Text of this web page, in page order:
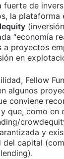
fuerte de
la plataforma
“economía
proyectos
en
Fellow
algunos
conviene
que, como en
y
capital